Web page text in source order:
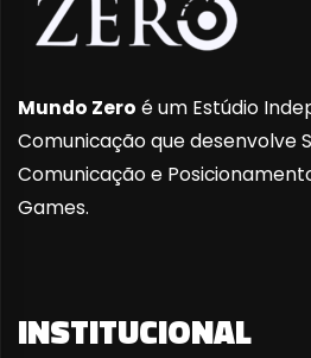
Mundo Zero é um Estúdio
Comunicação que desenvolve
Comunicação e
Games.
INSTITUCIONAL